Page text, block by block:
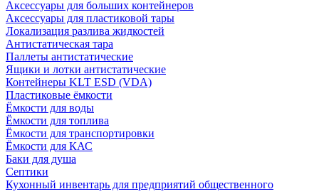
Аксессуары для больших контейнеров
Аксессуары для пластиковой тары
Локализация разлива жидкостей
Антистатическая тара
Паллеты антистатические
Ящики и лотки антистатические
Контейнеры KLT ESD (VDA)
Пластиковые ёмкости
Ёмкости для воды
Ёмкости для топлива
Ёмкости для транспортировки
Ёмкости для КАС
Баки для душа
Септики
Кухонный инвентарь для предприятий общественного